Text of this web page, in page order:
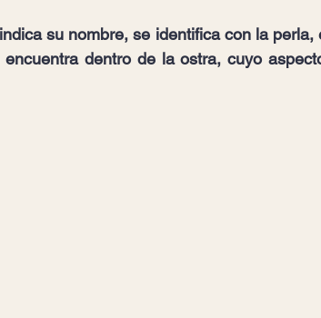
su nombre, se identifica con la
dentro de la ostra, cuyo